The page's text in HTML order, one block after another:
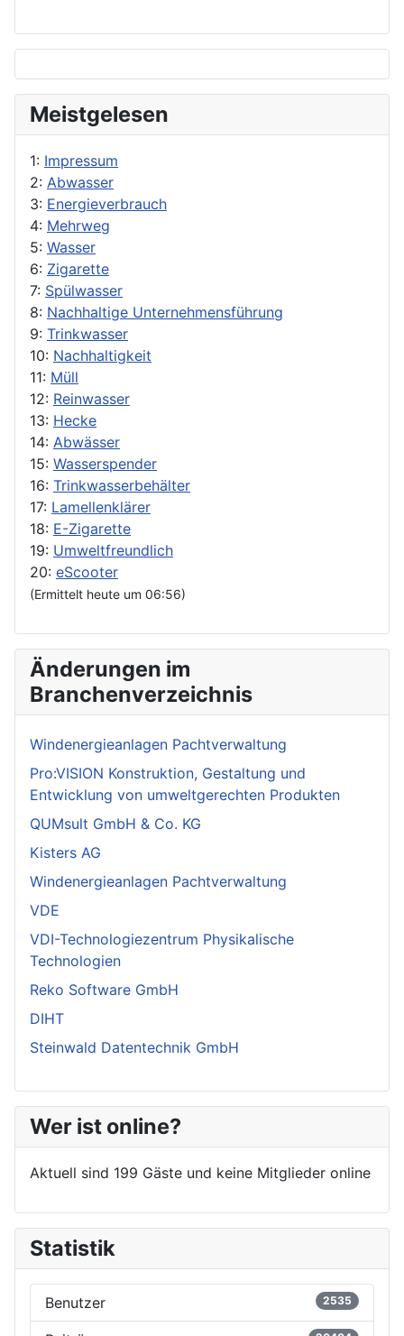
Meistgelesen
1: Impressum
2: Abwasser
3: Energieverbrauch
4: Mehrweg
5: Wasser
6: Zigarette
7: Spülwasser
8: Nachhaltige Unternehmensführung
9: Trinkwasser
10: Nachhaltigkeit
11: Müll
12: Reinwasser
13: Hecke
14: Abwässer
15: Wasserspender
16: Trinkwasserbehälter
17: Lamellenklärer
18: E-Zigarette
19: Umweltfreundlich
20: eScooter
(Ermittelt heute um 06:56)
Änderungen im
Branchenverzeichnis
Windenergieanlagen Pachtverwaltung
Pro:VISION Konstruktion, Gestaltung und
Entwicklung von umweltgerechten Produkten
QUMsult GmbH & Co. KG
Kisters AG
Windenergieanlagen Pachtverwaltung
VDE
VDI-Technologiezentrum Physikalische
Technologien
Reko Software GmbH
DIHT
Steinwald Datentechnik GmbH
Wer ist online?
Aktuell sind 199 Gäste und keine Mitglieder online
Statistik
Benutzer 2535